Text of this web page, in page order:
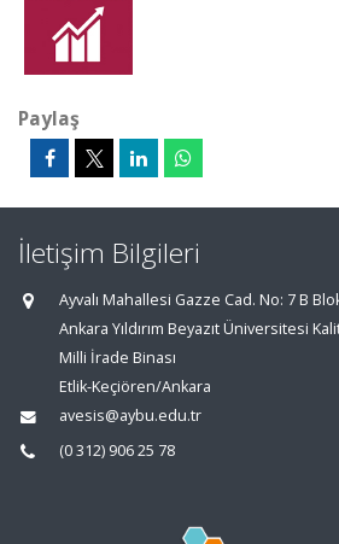
Paylaş
İletişim Bilgileri
Ayvalı Mahallesi Gazze Cad. No: 7 B
Ankara Yıldırım Beyazıt Üniversitesi
Milli İrade Binası
Etlik-Keçiören/Ankara
avesis@aybu.edu.tr
(0 312) 906 25 78